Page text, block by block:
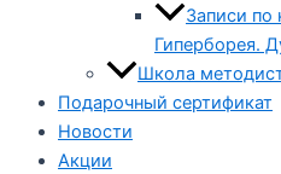
Записи по
Гиперборея.
Школа
Подарочный сертификат
Новости
Акции